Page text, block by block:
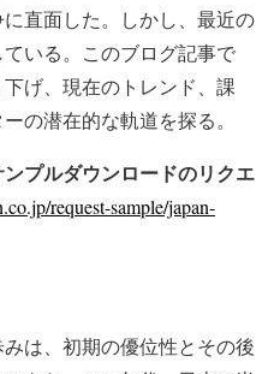
直面した。しかし、最近の
いる。このブログ記事で
げ、現在のトレンド、課
の潜在的な軌道を探る。
プルダウンロードのリクエ
request-sample/japan-
は、初期の優位性とその後